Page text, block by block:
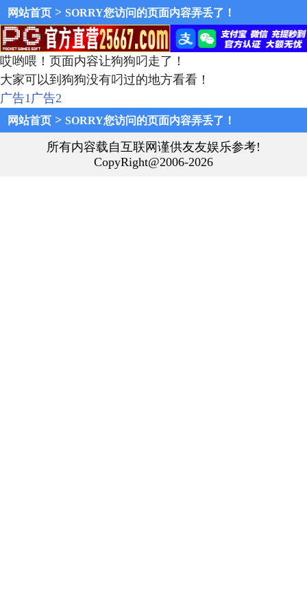
网站首页 > SORRY您访问的页面内容弄丢了！
哎哟喂！页面内容让狗狗叼走了！
大家可以到狗狗没有叼过的地方看看！
广告1广告2
网站首页 > SORRY您访问的页面内容弄丢了！
所有内容载自互联网谨供友友娱乐参考!
CopyRight@2006-2026